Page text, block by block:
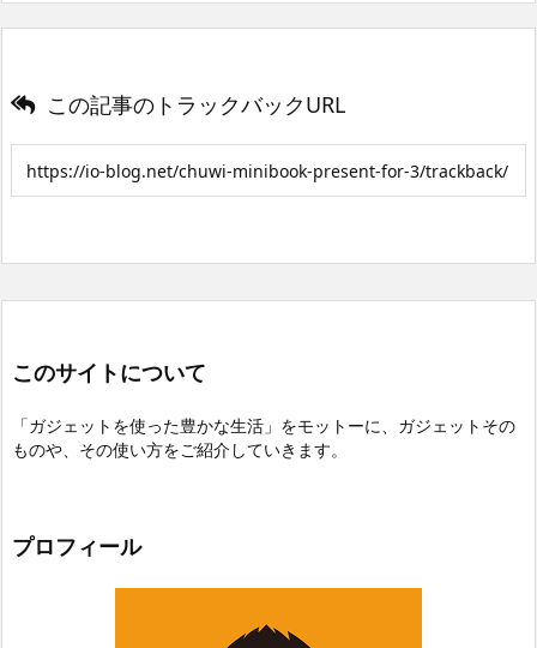
この記事のトラックバックURL
このサイトについて
「ガジェットを使った豊かな生活」をモットーに、ガジェットその
ものや、その使い方をご紹介していきます。
プロフィール